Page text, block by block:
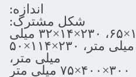
شکل مشترک:
۲۳۰×۱۴×۷۵، ۲۳۰×۱۴×۶۵، ۲۳۰×۱۴×۳۲ میلی
متر، ۲۳۰×۱۴×۴۰ میلی متر، ۲۳۰×۱۱۴×۵۰
میلی متر،